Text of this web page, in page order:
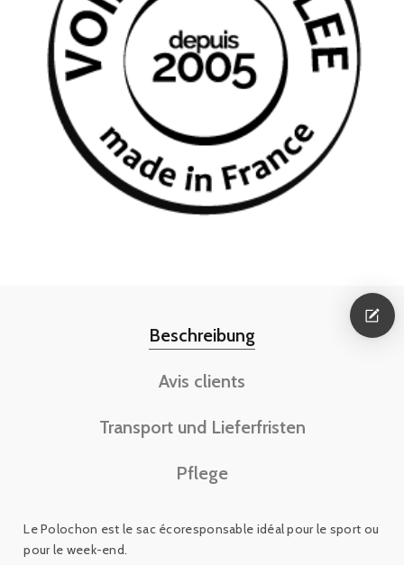
Beschreibung
Avis clients
Transport und Lieferfristen
Pflege
Le Polochon est le sac écoresponsable idéal pour le sport ou
pour le week-end.